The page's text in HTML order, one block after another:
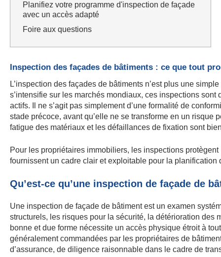
Planifiez votre programme d'inspection de façade
avec un accès adapté
Foire aux questions
Inspection des façades de bâtiments : ce que tout
L’inspection des façades de bâtiments n’est plus une
s’intensifie sur les marchés mondiaux, ces inspections
actifs. Il ne s’agit pas simplement d’une formalité de
stade précoce, avant qu’elle ne se transforme en un risque
fatigue des matériaux et les défaillances de fixation sont
Pour les propriétaires immobiliers, les inspections
fournissent un cadre clair et exploitable pour la
Qu’est-ce qu’une inspection de façade de
Une inspection de façade de bâtiment est un examen
structurels, les risques pour la sécurité, la détérioration des
bonne et due forme nécessite un accès physique étroit à
généralement commandées par les propriétaires de
d’assurance, de diligence raisonnable dans le cadre de